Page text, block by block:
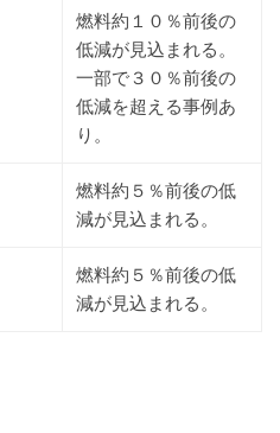
燃料約１０％前後の
低減が見込まれる。
一部で３０％前後の
低減を超える事例あ
り。
燃料約５％前後の低
減が見込まれる。
燃料約５％前後の低
減が見込まれる。